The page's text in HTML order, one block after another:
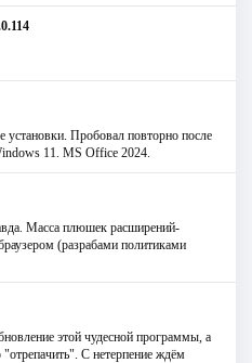
Пробовал повторно после
11. MS Offiсe 2024.
Масса плюшек расширений-
(разрабами политиками
этой чудесной программы, а
С нетерпение ждём